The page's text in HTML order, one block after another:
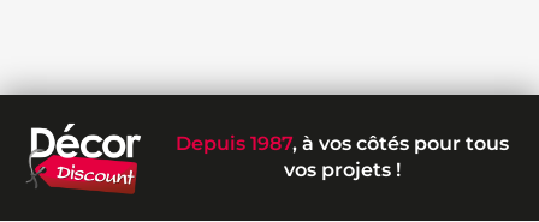
Depuis 1987, à vos côtés pour tous
vos projets !